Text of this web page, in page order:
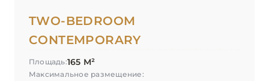
TWO-BEDROOM
CONTEMPORARY
Площадь:165 М²
Максимальное размещение: